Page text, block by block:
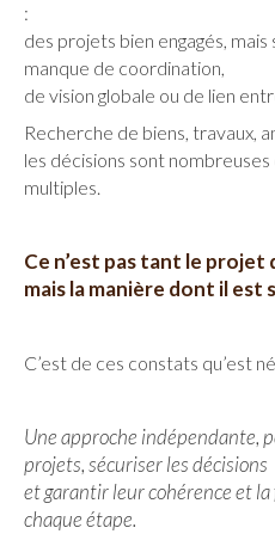
:
des projets bien engagés,
manque de coordination,
de vision globale ou de lien
Recherche de biens, travaux,
les décisions sont
multiples.
Ce n’est pas tant le
mais la manière dont il
C’est de ces constats qu’est
Une approche indépendante,
projets, sécuriser les décisions
et garantir leur cohérence et
chaque étape.